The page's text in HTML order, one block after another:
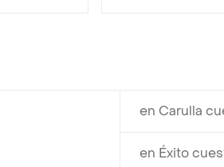
en Carulla
en Éxito